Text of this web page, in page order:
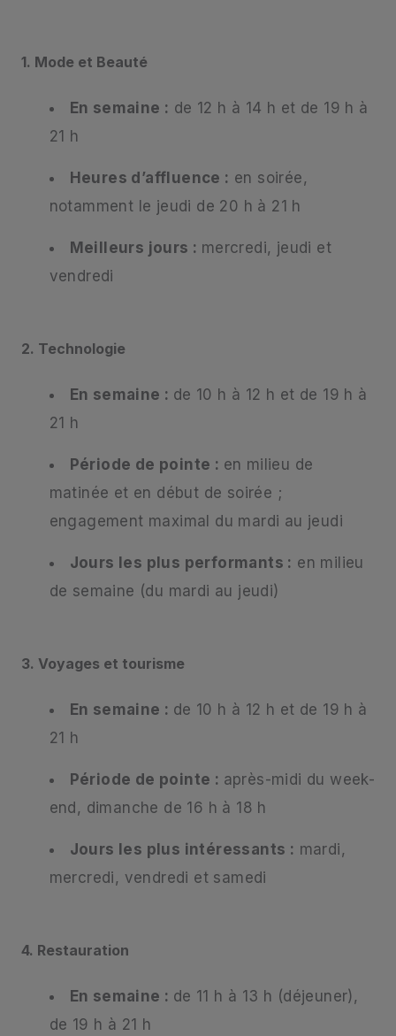
1. Mode et Beauté
En semaine : de 12 h à 14 h et de 19 h à
21 h
Heures d’affluence : en soirée,
notamment le jeudi de 20 h à 21 h
Meilleurs jours : mercredi, jeudi et
vendredi
2. Technologie
En semaine : de 10 h à 12 h et de 19 h à
21 h
Période de pointe : en milieu de
matinée et en début de soirée ;
engagement maximal du mardi au jeudi
Jours les plus performants : en milieu
de semaine (du mardi au jeudi)
3. Voyages et tourisme
En semaine : de 10 h à 12 h et de 19 h à
21 h
Période de pointe : après-midi du week-
end, dimanche de 16 h à 18 h
Jours les plus intéressants : mardi,
mercredi, vendredi et samedi
4. Restauration
En semaine : de 11 h à 13 h (déjeuner),
de 19 h à 21 h